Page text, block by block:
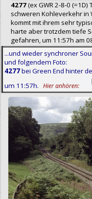
4277(ex GWR 2‑8‑0
schweren Kohleverkehr in
kommt mit ihrem sehr
harte aber trotzdem tiefe
gefahren, um 11:57h am
...und wieder synchroner
und folgendem Foto:
4277bei Green End hinter
um 11:57h.
Hier anhören: